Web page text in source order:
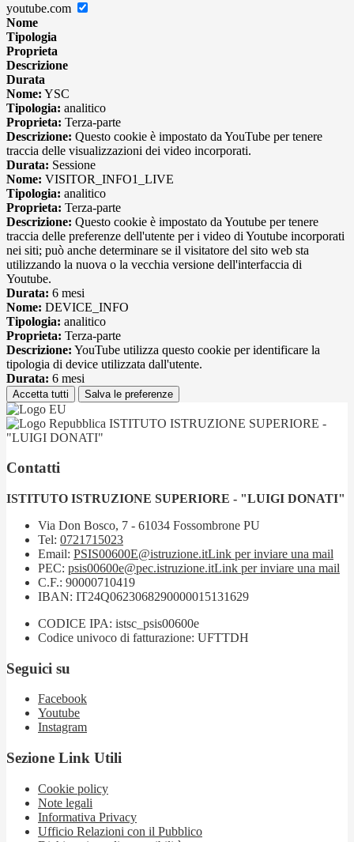
youtube.com
Nome
Tipologia
Proprieta
Descrizione
Durata
Nome: YSC
Tipologia: analitico
Proprieta: Terza-parte
Descrizione: Questo cookie è impostato da YouTube per tenere
traccia delle visualizzazioni dei video incorporati.
Durata: Sessione
Nome: VISITOR_INFO1_LIVE
Tipologia: analitico
Proprieta: Terza-parte
Descrizione: Questo cookie è impostato da Youtube per tenere
traccia delle preferenze dell'utente per i video di Youtube incorporati
nei siti; può anche determinare se il visitatore del sito web sta
utilizzando la nuova o la vecchia versione dell'interfaccia di
Youtube.
Durata: 6 mesi
Nome: DEVICE_INFO
Tipologia: analitico
Proprieta: Terza-parte
Descrizione: YouTube utilizza questo cookie per identificare la
tipologia di device utilizzata dall'utente.
Durata: 6 mesi
Accetta tutti Salva le preferenze
ISTITUTO ISTRUZIONE SUPERIORE -
"LUIGI DONATI"
Contatti
ISTITUTO ISTRUZIONE SUPERIORE - "LUIGI DONATI"
Via Don Bosco, 7 - 61034 Fossombrone PU
Tel: 0721715023
Email: PSIS00600E@istruzione.itLink per inviare una mail
PEC: psis00600e@pec.istruzione.itLink per inviare una mail
C.F.: 90000710419
IBAN: IT24Q0623068290000015131629
CODICE IPA: istsc_psis00600e
Codice univoco di fatturazione: UFTTDH
Seguici su
Facebook
Youtube
Instagram
Sezione Link Utili
Cookie policy
Note legali
Informativa Privacy
Ufficio Relazioni con il Pubblico